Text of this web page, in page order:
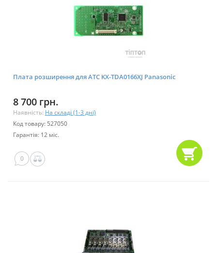
Плата розширення для АТС KX-TDA0166XJ Panasonic
8 700 грн.
Наявність: На складі (1-3 дні)
Код товару: 527050
Гарантія: 12 міс.
0